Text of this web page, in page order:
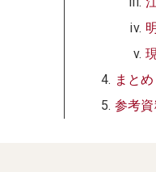
まとめ
参考